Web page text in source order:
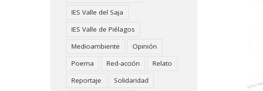
IES Valle del Saja
IES Valle de Piélagos
Medioambiente
Opinión
Poema
Red-acción
Relato
Reportaje
Solidaridad